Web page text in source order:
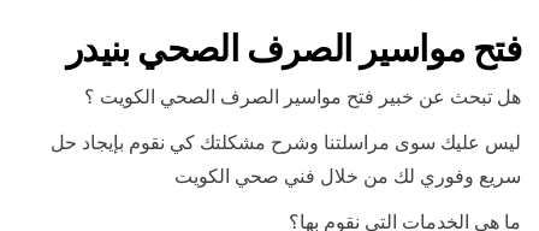
فتح مواسير الصرف الصحي بنيدر
هل تبحث عن خبير فتح مواسير الصرف الصحي الكويت ؟
ليس عليك سوى مراسلتنا وشرح مشكلتك كي نقوم بإيجاد حل
سريع وفوري لك من خلال فني صحي الكويت
ما هي الخدمات التي نقوم بها؟